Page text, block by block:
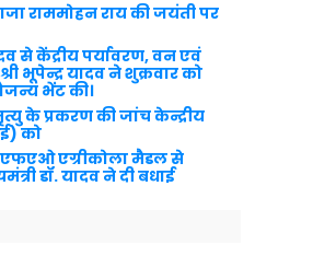
राममोहन राय की जयंती पर
से केंद्रीय पर्यावरण, वन एवं
भूपेन्द्र यादव ने शुक्रवार को
भेंट की।
मृत्यु के प्रकरण की जांच केन्द्रीय
को
एफएओ एग्रीकोला मैडल से
डॉ. यादव ने दी बधाई